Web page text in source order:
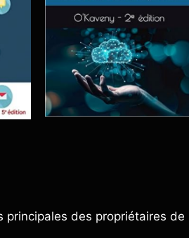
principales des propriétaires de